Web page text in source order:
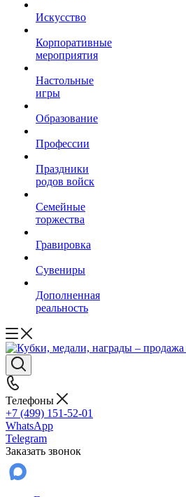
Искусство
Корпоративные
мероприятия
Настольные
игры
Образование
Профессии
Праздники
родов войск
Семейные
торжества
Гравировка
Сувениры
Дополненная
реальность
Телефоны
+7 (499) 151-52-01
WhatsApp
Telegram
Заказать звонок